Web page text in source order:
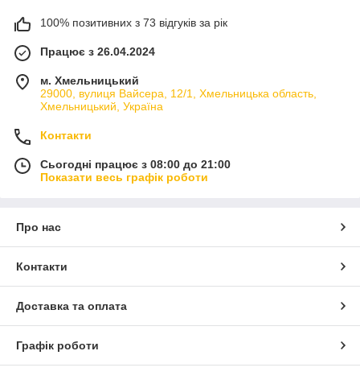
100% позитивних з 73 відгуків за рік
Працює з 26.04.2024
м. Хмельницький
29000, вулиця Вайсера, 12/1, Хмельницька область,
Хмельницький, Україна
Контакти
Сьогодні працює з 08:00 до 21:00
Показати весь графік роботи
Про нас
Контакти
Доставка та оплата
Графік роботи